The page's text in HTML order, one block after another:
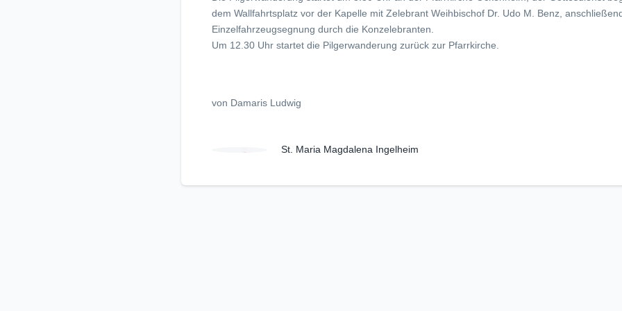
dem Wallfahrtsplatz vor der Kapelle mit Zelebrant Weihbischof Dr. Udo M. Benz,
Einzelfahrzeugsegnung durch die Konzelebranten.
Um 12.30 Uhr startet die Pilgerwanderung zurück zur Pfarrkirche.
von Damaris Ludwig
St. Maria Magdalena Ingelheim